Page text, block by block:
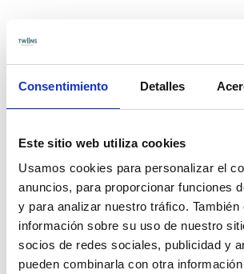
Consentimiento Detalles
Este sitio web utiliza cookies
Usamos cookies para personalizar el
anuncios, para proporcionar funciones
y para analizar nuestro tráfico. También
información sobre su uso de nuestro
socios de redes sociales, publicidad y
pueden combinarla con otra
NEWSLETTER